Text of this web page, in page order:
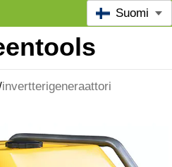
Suomi
invertterigeneraattori